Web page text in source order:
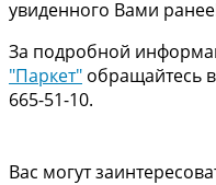
увиденного Вами
За подробной
"Паркет" обращайтесь
665-51-10.
Вас могут